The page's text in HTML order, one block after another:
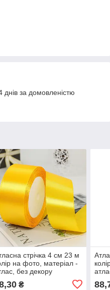
за домовленістю
стрічка 4 см 23 м
на фото, матеріал -
без декору
₴